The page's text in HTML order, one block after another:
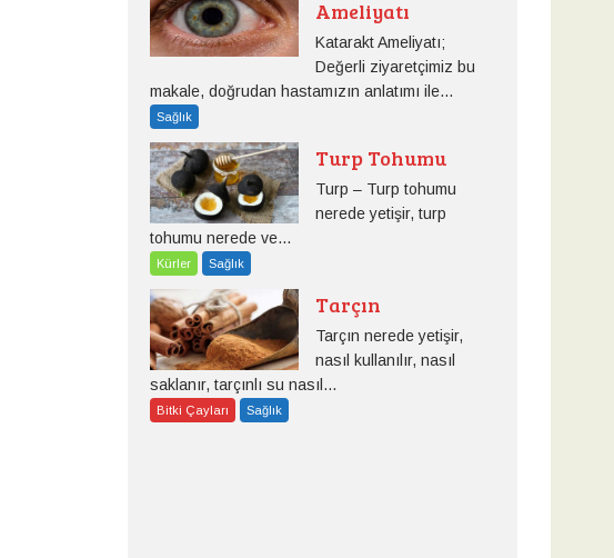
Ameliyatı
Katarakt Ameliyatı;
Değerli ziyaretçimiz bu
makale, doğrudan hastamızın anlatımı ile...
Sağlık
Turp Tohumu
Turp – Turp tohumu
nerede yetişir, turp
tohumu nerede ve...
Kürler Sağlık
Tarçın
Tarçın nerede yetişir,
nasıl kullanılır, nasıl
saklanır, tarçınlı su nasıl...
Bitki Çayları Sağlık